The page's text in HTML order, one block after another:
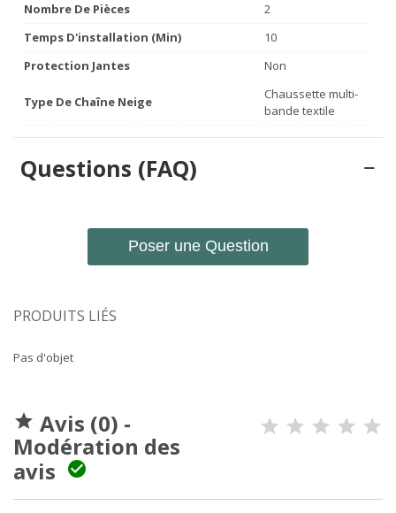
Nombre De Pièces
2
Temps D'installation (min)
10
Protection Jantes
Non
Type De Chaîne Neige
Chaussette multi-
bande textile
Questions (FAQ)
Poser une Question
PRODUITS LIÉS
Pas d'objet
 Avis (0) -
Modération des
avis
